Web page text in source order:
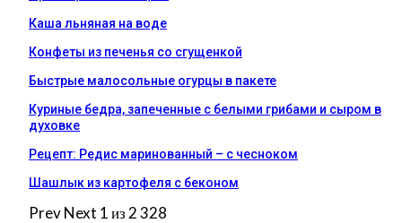
Каша льняная на воде
Конфеты из печенья со сгущенкой
Быстрые малосольные огурцы в пакете
Куриные бедра, запеченные с белыми грибами и сыром в
духовке
Рецепт: Редис маринованный – с чесноком
Шашлык из картофеля с беконом
PrevNext 1 из 2 328